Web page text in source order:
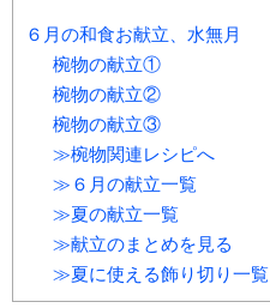
６月の和食お献立、水無月
椀物の献立①
椀物の献立②
椀物の献立③
≫椀物関連レシピへ
≫６月の献立一覧
≫夏の献立一覧
≫献立のまとめを見る
≫夏に使える飾り切り一覧